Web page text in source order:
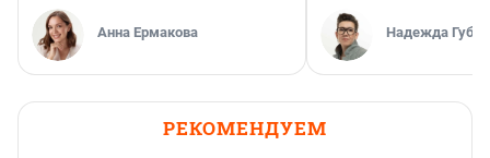
Анна Ермакова Надежда
РЕКОМЕНДУЕМ